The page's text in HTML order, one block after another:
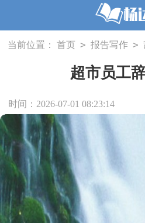
当前位置： 首页 > 报告写作 >
超市员工
时间：2026-07-01 08:23:14